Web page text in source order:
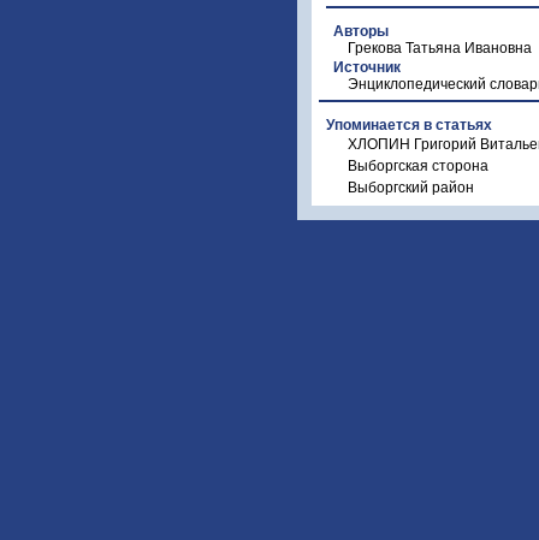
Авторы
Грекова Татьяна Ивановна
Источник
Энциклопедический
Упоминается в статьях
ХЛОПИН Григорий
Выборгская сторона
Выборгский район